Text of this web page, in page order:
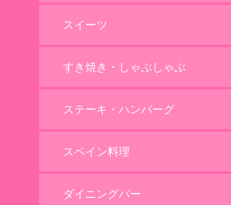
スイーツ
すき焼き・しゃぶしゃぶ
ステーキ・ハンバーグ
スペイン料理
ダイニングバー